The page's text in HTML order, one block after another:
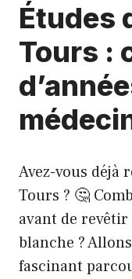
Études
Tours :
Avez-vous déjà
Tours ? 🤔
avant de
blanche ?
fascinant